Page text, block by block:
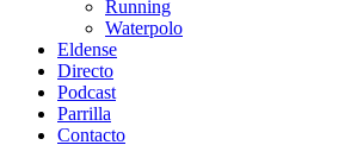
Running
Waterpolo
Eldense
Directo
Podcast
Parrilla
Contacto